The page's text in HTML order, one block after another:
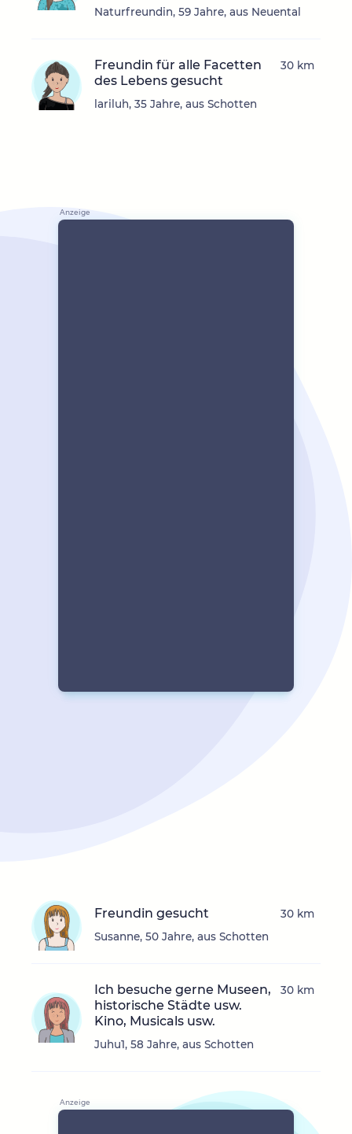
Naturfreundin, 59 Jahre, aus Neuental
Freundin für alle Facetten
des Lebens gesucht
lariluh, 35 Jahre, aus Schotten
30 km
Freundin gesucht
Susanne, 50 Jahre, aus Schotten
30 km
Ich besuche gerne Museen,
historische Städte usw.
Kino, Musicals usw.
Juhu1, 58 Jahre, aus Schotten
30 km